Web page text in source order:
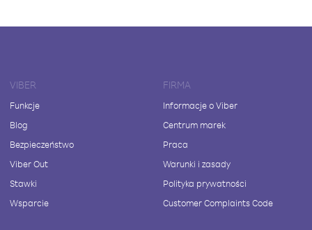
VIBER
Funkcje
Blog
Bezpieczeństwo
Viber Out
Stawki
Wsparcie
FIRMA
Informacje o Viber
Centrum marek
Praca
Warunki i zasady
Polityka prywatności
Customer Complaints Code